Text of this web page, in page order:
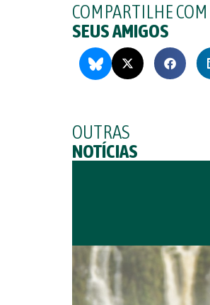
COMPARTILHE COM
SEUS AMIGOS
OUTRAS
NOTÍCIAS